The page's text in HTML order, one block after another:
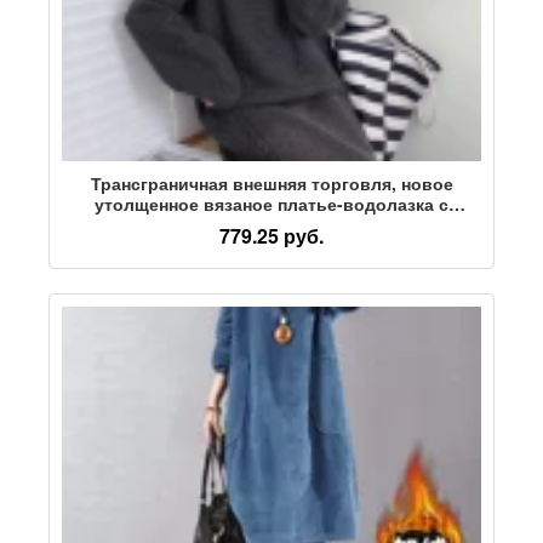
Трансграничная внешняя торговля, новое
утолщенное вязаное платье-водолазка с
высоким воротом, женская корейская версия
свободного кроя, высококачественная
повседневная юбка-свитер
779.25 руб.